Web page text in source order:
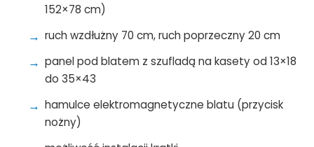
152×78 cm)
ruch wzdłużny 70 cm, ruch poprzeczny 20 cm
panel pod blatem z szufladą na kasety od 13×18
do 35×43
hamulce elektromagnetyczne blatu (przycisk
nożny)